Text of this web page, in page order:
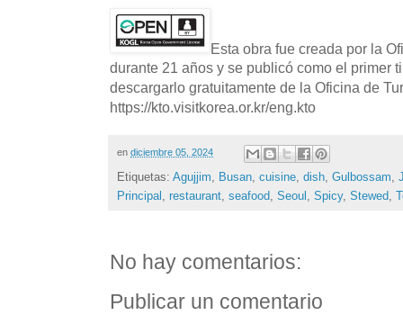
Esta obra fue creada por la
durante 21 años y se publicó como el primer
descargarlo gratuitamente de la Oficina de
https://kto.visitkorea.or.kr/eng.kto
en diciembre 05, 2024
Etiquetas: Agujjim Busan cuisine dish Gulbossam
Principal restaurant seafood Seoul Spicy, Stewed
No hay comentarios:
Publicar un comentario